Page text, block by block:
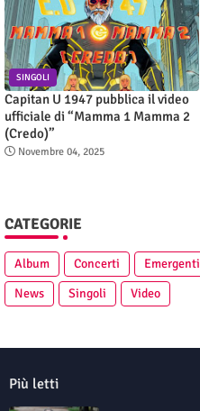
SINGOLI
Capitan U 1947 pubblica il video
ufficiale di “Mamma 1 Mamma 2
(Credo)”
Novembre 04, 2025
CATEGORIE
Album Concerti Emergenti
News
Singoli Video
Più letti